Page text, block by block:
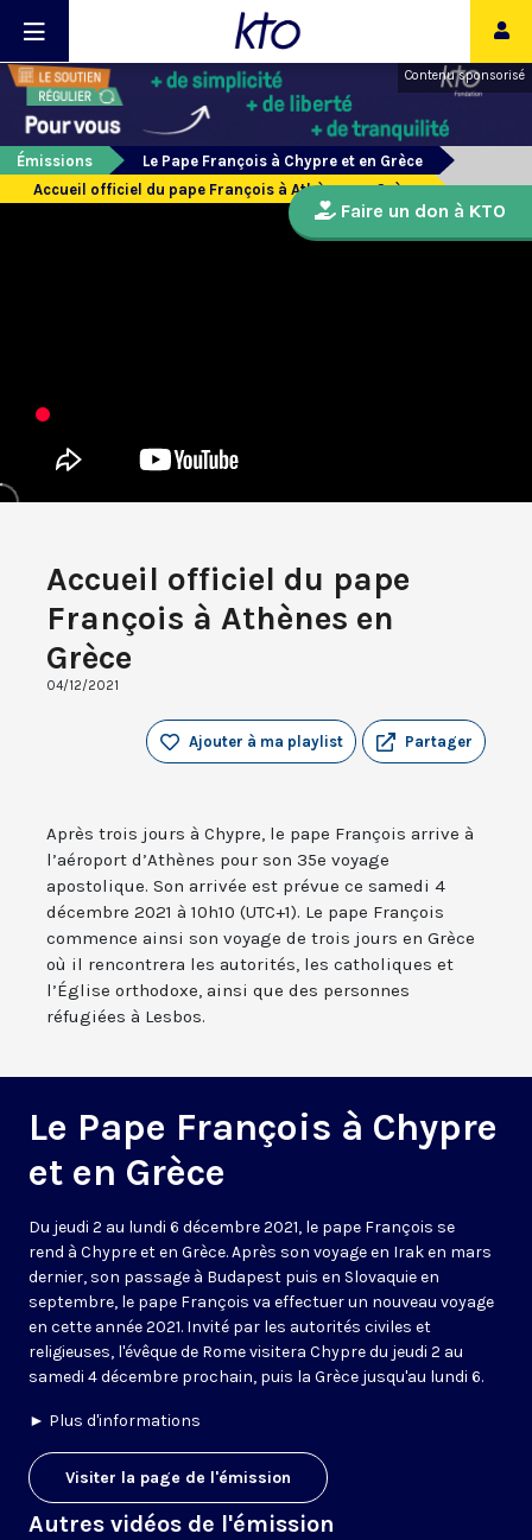
Contenu sponsorisé
Émissions
Le Pape François à Chypre et en Grèce
Accueil officiel du pape François à Athènes en Grèce
Accueil officiel du pape
François à Athènes en
Grèce
04/12/2021
Partager
Ajouter à ma playlist
Après trois jours à Chypre, le pape François arrive à
l’aéroport d’Athènes pour son 35e voyage
apostolique. Son arrivée est prévue ce samedi 4
décembre 2021 à 10h10 (UTC+1). Le pape François
commence ainsi son voyage de trois jours en Grèce
où il rencontrera les autorités, les catholiques et
l’Église orthodoxe, ainsi que des personnes
réfugiées à Lesbos.
Le Pape François à Chypre
et en Grèce
Du jeudi 2 au lundi 6 décembre 2021, le pape François se
rend à Chypre et en Grèce. Après son voyage en Irak en mars
dernier, son passage à Budapest puis en Slovaquie en
septembre, le pape François va effectuer un nouveau voyage
en cette année 2021. Invité par les autorités civiles et
religieuses, l'évêque de Rome visitera Chypre du jeudi 2 au
samedi 4 décembre prochain, puis la Grèce jusqu'au lundi 6.
► Plus d'informations
Visiter la page de l'émission
Autres vidéos de l'émission
Faire un don à KTO